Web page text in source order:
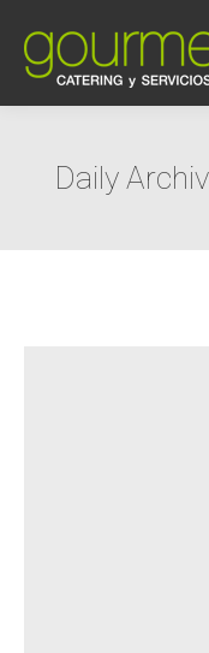
Daily